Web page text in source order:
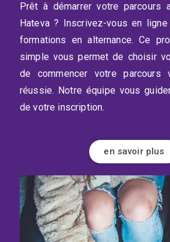
Prêt à démarrer votre parcours
Hateva ? Inscrivez-vous en
formations en alternance. Ce
simple vous permet de choisir
de commencer votre parcours
réussie. Notre équipe vous
de votre inscription.
en savoir plus